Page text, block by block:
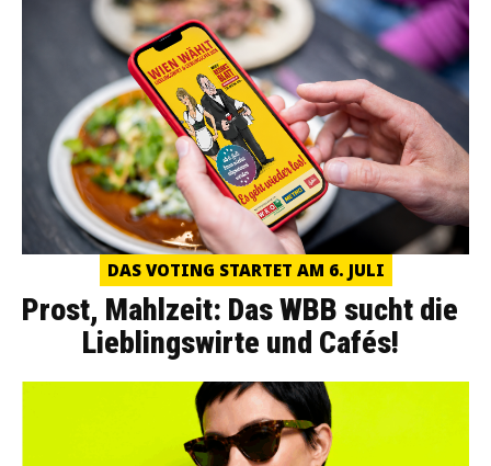
DAS VOTING STARTET AM 6. JULI
Prost, Mahlzeit: Das WBB sucht die
Lieblingswirte und Cafés!